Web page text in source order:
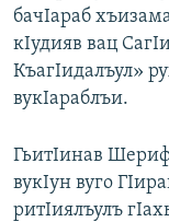
бачIараб
кIудияв вац
КъагIидалъул»
вукIараблъи.
ГьитIинав Шериф
вукIун вуго
ритIиялъулъ